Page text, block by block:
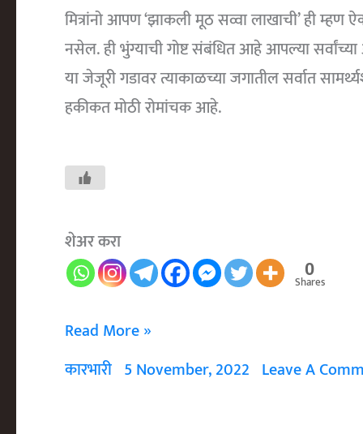
मित्रांनो आपण ‘झाकली मूठ सव्वा लाखाची’ ही
नसेल. ही भुंग्याची गोष्ट संबंधित आहे आपल्या
या जेजूरी गडावर त्याकाळच्या जगातील सर्वात
हकीकत मोठी रोमांचक आहे.
शेअर करा
0
Shares
भुंगा
..
Read More »
कारभारी 5 November, 2022 Leave A